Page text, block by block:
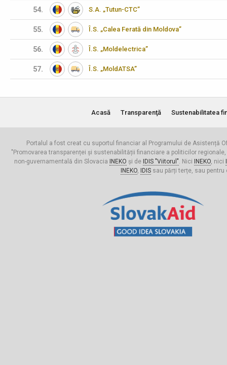
54. S.A. „Tutun-CTC”
55. Î.S. „Calea Ferată din Moldova”
56. Î.S. „Moldelectrica”
57. Î.S. „MoldATSA”
Acasă Transparenţă Sustenabilitatea
Portalul a fost creat cu suportul financiar al Programului de Asistență
"Promovarea transparenței și sustenabilității financiare a politicilor
non-guvernamentală din Slovacia
INEKO și de IDIS "Viitorul". Nici INEKO, nici
INEKO, IDISsau părți terțe, sau pentru